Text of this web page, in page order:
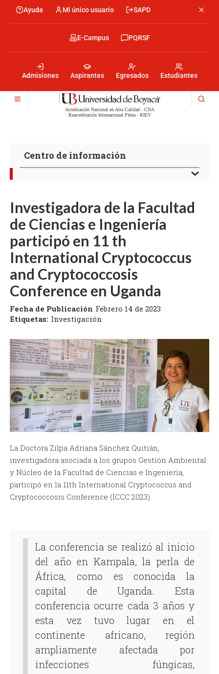
contenido
Menu
encabezado
Ayuda Mi único usuario SAPD
encabezado
Admisiones Aspirantes Egresados Estudiantes
Menu
encabezado
-
Derecha
E-Campus PQRSF
Menú
Acreditación Nacional en Alta Calidad - CNA
Reacreditación Internacional Plena - RIEV
Centro de información
Investigadora de la Facultad
de Ciencias e Ingeniería
participó en 11 th
International Cryptococcus
and Cryptococcosis
Conference en Uganda
Fecha de Publicación Febrero 14 de 2023
Etiquetas: Investigación
La Doctora Zilpa Adriana Sánchez Quitián,
investigadora asociada a los grupos Gestión Ambiental
y Núcleo de la Facultad de Ciencias e Ingeniería,
participó en la 11th International Cryptococcus and
Cryptococcosis Conference (ICCC 2023).
La conferencia se realizó al inicio
del año en Kampala, la perla de
África, como es conocida la
capital de Uganda. Esta
conferencia ocurre cada 3 años y
esta vez tuvo lugar en el
continente africano, región
ampliamente afectada por
infecciones fúngicas,